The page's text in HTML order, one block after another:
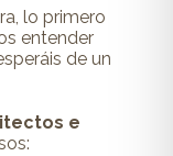
lo primero
entender
de un
e